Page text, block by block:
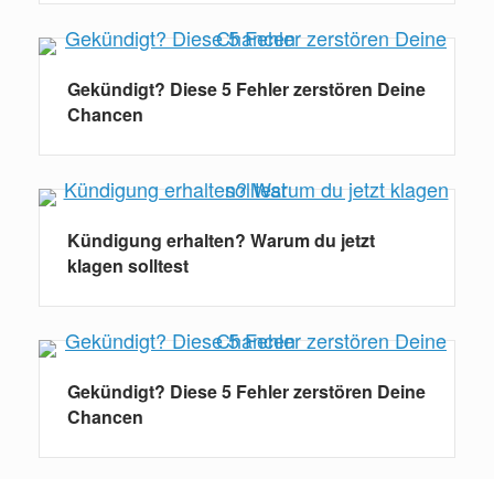
Gekündigt? Diese 5 Fehler zerstören Deine
Chancen
Kündigung erhalten? Warum du jetzt
klagen solltest
Gekündigt? Diese 5 Fehler zerstören Deine
Chancen